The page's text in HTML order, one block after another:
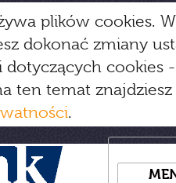
plików cookies.
dokonać zmiany
dotyczących cookies
ten temat
.